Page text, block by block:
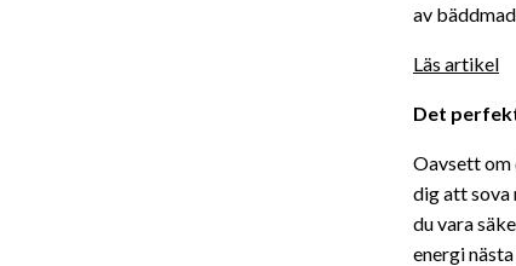
av
Läs artikel
Det
Oavsett om
dig att sova
du vara
energi nästa